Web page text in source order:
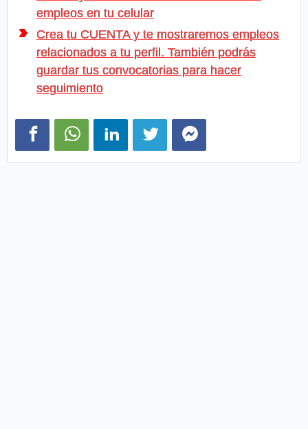
empleos en tu celular
Crea tu CUENTA y te mostraremos empleos
relacionados a tu perfil. También podrás
guardar tus convocatorias para hacer
seguimiento